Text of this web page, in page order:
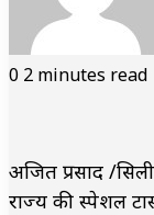
0 2 minutes read
अजित प्रसाद /
राज्य की स्पेशल